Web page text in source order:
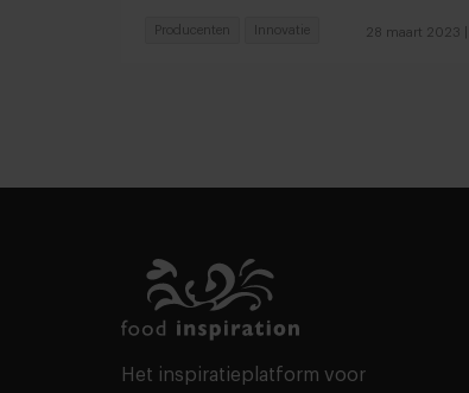
28 maart 2023
Producenten Innovatie
Het inspiratieplatform voor